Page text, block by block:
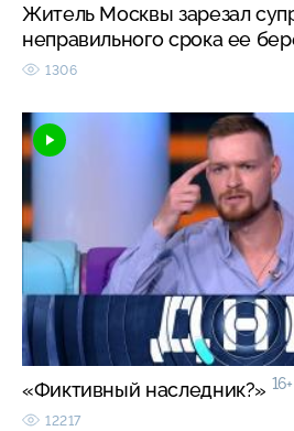
Житель Москвы зарезал
неправильного срока ее
1306
«Фиктивный наследник?» 16+
12217